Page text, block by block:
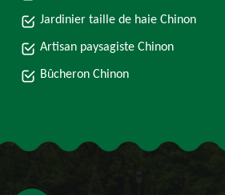
Jardinier taille de haie Chinon
Artisan paysagiste Chinon
Bûcheron Chinon